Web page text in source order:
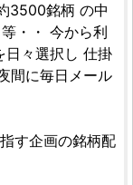
3500銘柄 の中
・・ 今から利
日々選択し 仕掛
間に毎日メール
す企画の銘柄配